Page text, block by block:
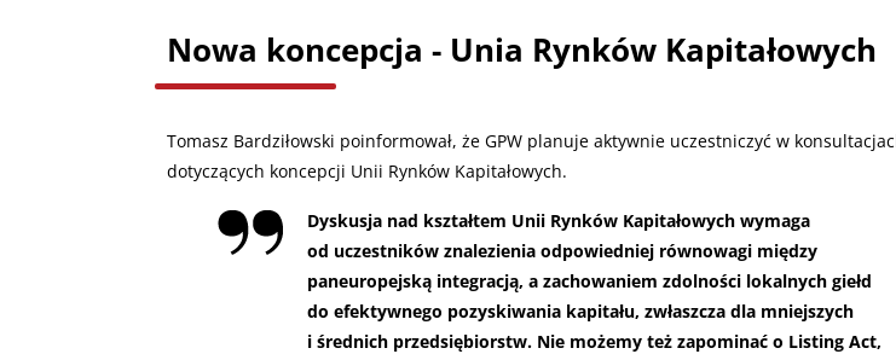
Nowa koncepcja - Unia Rynków Kapitałowych
Tomasz Bardziłowski poinformował, że GPW planuje aktywnie uczestniczyć w
dotyczących koncepcji Unii Rynków Kapitałowych.
Dyskusja nad kształtem Unii Rynków Kapitałowych wymaga
od uczestników znalezienia odpowiedniej równowagi między
paneuropejską integracją, a zachowaniem zdolności lokalnych giełd
do efektywnego pozyskiwania kapitału, zwłaszcza dla mniejszych
i średnich przedsiębiorstw. Nie możemy też zapominać o Listing Act,